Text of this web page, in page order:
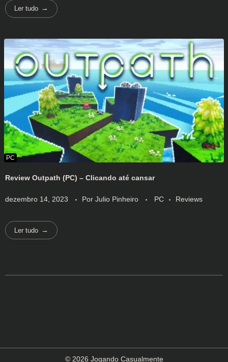
Ler tudo
Review Outpath (PC) – Clicando até cansar
dezembro 14, 2023 Por Julio Pinheiro PC Reviews
Ler tudo
© 2026 Jogando Casualmente